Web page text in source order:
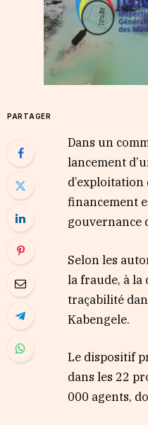
PARTAGER
Dans un
lancement
financement
gouvernance
Selon les
la fraude, à la
traçabilité
Kabengele.
Le dispositif
dans les 22
000 agents,